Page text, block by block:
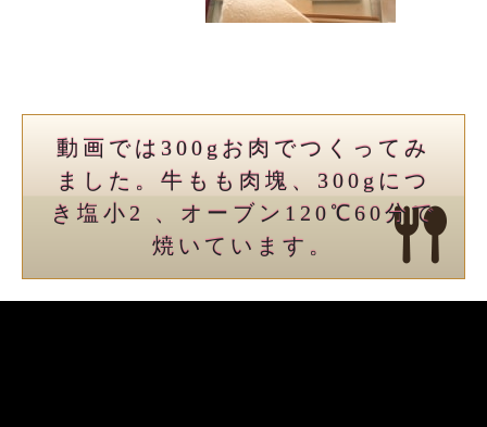
動画では300gお肉でつくってみ
ました。牛もも肉塊、300gにつ
き塩小2 、オーブン120℃60分で
焼いています。